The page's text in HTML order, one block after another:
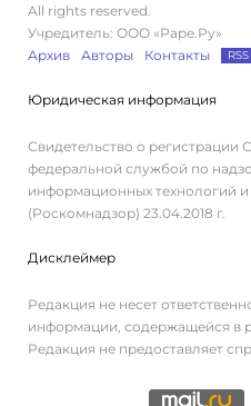
All rights reserved.
Учредитель: ООО «Раре.Ру»
Архив
Авторы Контакты RSS
Юридическая информация
Свидетельство о
федеральной службой по
информационных технологий
(Роскомнадзор) 23.04.2018 г.
Дисклеймер
Редакция не несет
информации, содержащейся в
Редакция не предоставляет